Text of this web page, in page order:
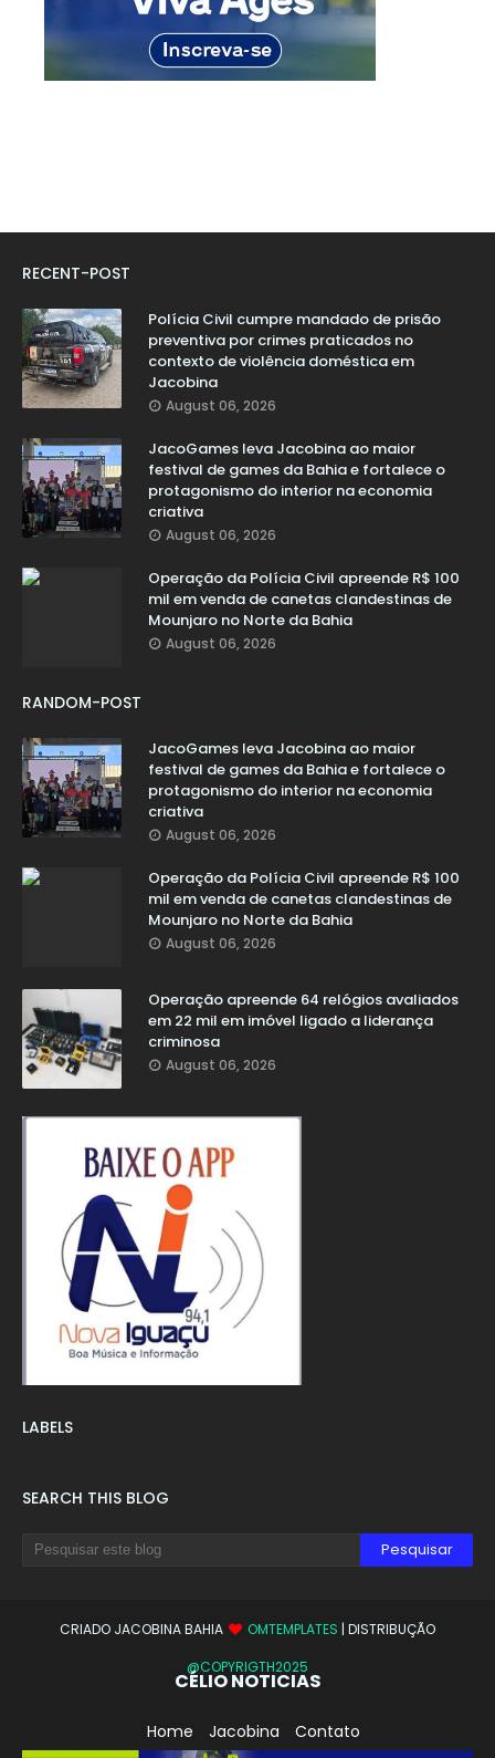
RECENT-POST
Polícia Civil cumpre mandado de prisão
preventiva por crimes praticados no
contexto de violência doméstica em
Jacobina
August 06, 2026
JacoGames leva Jacobina ao maior
festival de games da Bahia e fortalece o
protagonismo do interior na economia
criativa
August 06, 2026
Operação da Polícia Civil apreende R$ 100
mil em venda de canetas clandestinas de
Mounjaro no Norte da Bahia
August 06, 2026
RANDOM-POST
JacoGames leva Jacobina ao maior
festival de games da Bahia e fortalece o
protagonismo do interior na economia
criativa
August 06, 2026
Operação da Polícia Civil apreende R$ 100
mil em venda de canetas clandestinas de
Mounjaro no Norte da Bahia
August 06, 2026
Operação apreende 64 relógios avaliados
em 22 mil em imóvel ligado a liderança
criminosa
August 06, 2026
LABELS
SEARCH THIS BLOG
CRIADO JACOBINA BAHIA OMTEMPLATES | DISTRIBUÇÃO
@COPYRIGTH2025
CÉLIO NOTICIAS
Home Jacobina Contato